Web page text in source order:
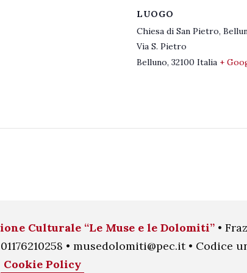
LUOGO
Chiesa di San Pietro,
Via S. Pietro
Belluno, 32100 Italia +
Culturale “Le Muse e le Dolomiti”•
• musedolomiti@pec.it • Codice
Cookie Policy